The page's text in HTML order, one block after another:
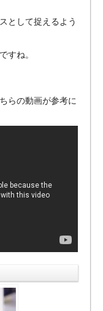
として捉えるよう
すね。
らの動画が参考に